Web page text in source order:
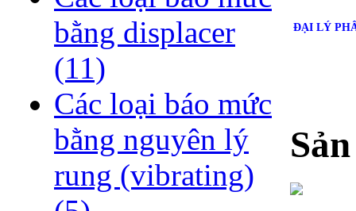
bằng displacer
(11)
Các loại báo mức
bằng nguyên lý
rung (vibrating)
ĐẠI LÝ